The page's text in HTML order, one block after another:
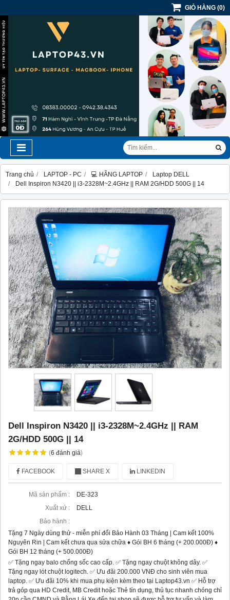
GIỎ HÀNG (0)
Trang chủ LAPTOP - PC 💻 HÃNG LAPTOP
Laptop DELL
Dell Inspiron N3420 || i3-2328M~2.4GHz || RAM 2G/HDD 500G || 14
Dell Inspiron N3420 || i3-2328M~2.4GHz || RAM
2G/HDD 500G || 14
(6 đánh giá)
FACEBOOK SHARE X LINKEDIN
Mã sản phẩm :
DE-323
Xuất xứ :
DELL
Bảo hành :
Tặng 7 Ngày dùng thử - miễn phí đổi Bảo Hành 03 Tháng | Cam kết 100%
Nguyên Rin | Cam kết chưa qua sửa chữa ♦ Gói BH 6 tháng (+ 200.000Đ) ♦
Gói BH 12 tháng (+ 500.000Đ)
✅ Tặng ngay balo chống sốc cao cấp. ✅ Tặng ngay chuột không dây. ✅
Tặng ngay lót chuột logitech. ✅ Ưu đãi 200.000 VNĐ cho sinh viên mua
laptop. ✅ Ưu đãi 10% khi mua phụ kiện kèm theo tại Laptop43.vn ✅ Hỗ trợ
trả góp qua HD Credit, MB Credit hoặc Thẻ tín dụng, thủ tục nhanh chóng chỉ